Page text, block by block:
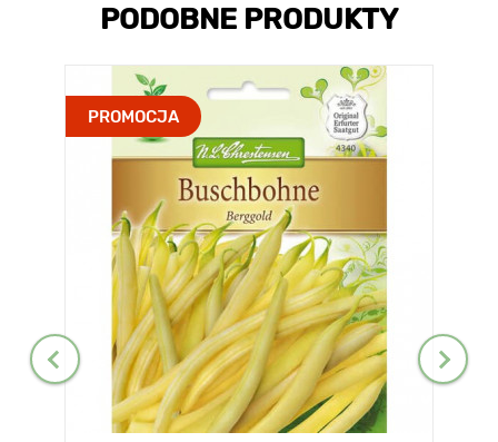
PODOBNE PRODUKTY
PROMOCJA